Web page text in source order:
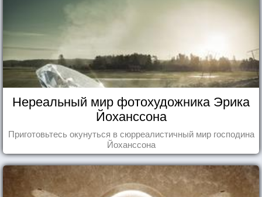
Нереальный мир фотохудожника Эрика
Йоханссона
Приготовьтесь окунуться в сюрреалистичный мир господина
Йоханссона